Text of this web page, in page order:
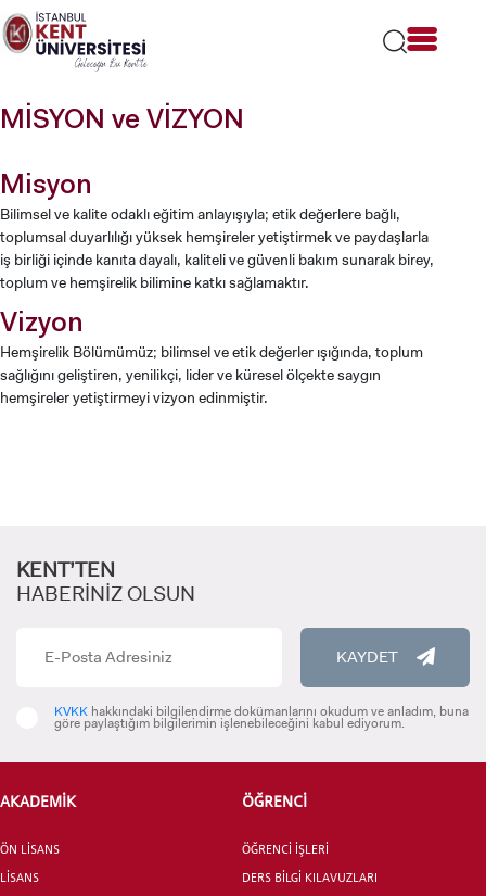
Lütfen
dikkat:
Bu
bir
içerir.
ADAY ÖĞRENCİ
MİSYON ve VİZYON
Misyon
Bilimsel ve kalite odaklı eğitim anlayışıyla; etik değerlere bağlı,
toplumsal duyarlılığı yüksek hemşireler yetiştirmek ve paydaşlarla
iş birliği içinde kanıta dayalı, kaliteli ve güvenli bakım sunarak birey,
toplum ve hemşirelik bilimine katkı sağlamaktır.
Vizyon
Hemşirelik Bölümümüz; bilimsel ve etik değerler ışığında, toplum
sağlığını geliştiren, yenilikçi, lider ve küresel ölçekte saygın
hemşireler yetiştirmeyi vizyon edinmiştir.
KENT’TEN
HABERİNİZ OLSUN
KAYDET
KVKK hakkındaki bilgilendirme dokümanlarını okudum ve anladım, buna
göre paylaştığım bilgilerimin işlenebileceğini kabul ediyorum.
AKADEMİK
ÖN LİSANS
LİSANS
ÖĞRENCİ
ÖĞRENCİ İŞLERİ
DERS BİLGİ KILAVUZLARI